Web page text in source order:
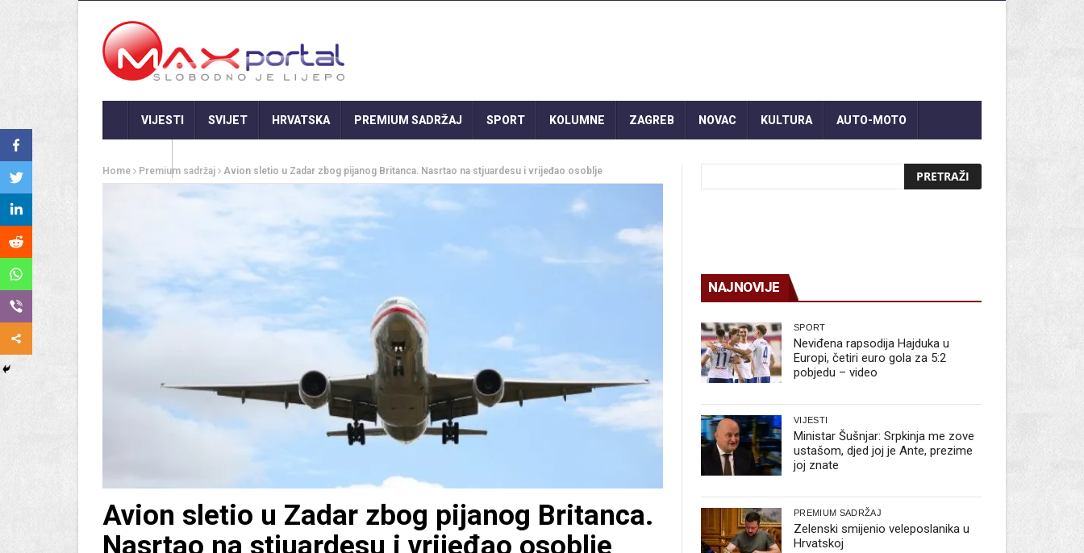
VIJESTI SVIJET HRVATSKA PREMIUM SADRŽAJ SPORT KOLUMNE ZAGREB NOVAC KULTURA AUTO-MOTO
Home Premium sadržaj Avion sletio u Zadar zbog pijanog Britanca. Nasrtao na stjuardesu i vrijeđao osoblje
Avion sletio u Zadar zbog pijanog Britanca.
NAJNOVIJE
SPORT
Neviđena rapsodija Hajduka u
Europi, četiri euro gola za 5:2
pobjedu – video
VIJESTI
Ministar Šušnjar: Srpkinja me zove
ustašom, djed joj je Ante, prezime
joj znate
PREMIUM SADRŽAJ
Zelenski smijenio veleposlanika u
Hrvatskoj